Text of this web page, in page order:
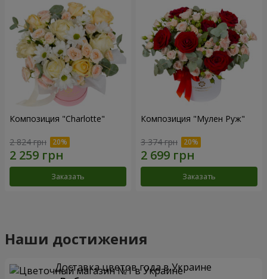
Композиция "Charlotte"
2 824 грн
Заказать
Композиция "Мулен Руж"
3 374 грн
Заказать
Наши достижения
Доставка цветов года в Украине